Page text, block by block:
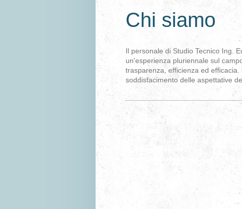
Chi siamo
Il personale di Studio Tecnico Ing.
un'esperienza pluriennale sul
trasparenza, efficienza ed
soddisfacimento delle aspettative
Eustacchio Fausto Ceci
Ingegnere
Specializzazione
Project Management e direzione
Curriculum:
1988